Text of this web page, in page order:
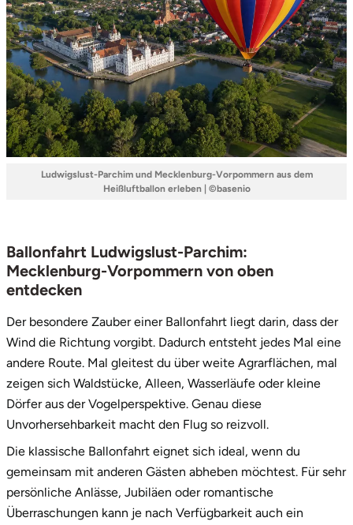
Ludwigslust-Parchim und Mecklenburg-Vorpommern aus dem
Heißluftballon erleben | ©basenio
Ballonfahrt Ludwigslust-Parchim:
Mecklenburg-Vorpommern von oben
entdecken
Der besondere Zauber einer Ballonfahrt liegt darin, dass der
Wind die Richtung vorgibt. Dadurch entsteht jedes Mal eine
andere Route. Mal gleitest du über weite Agrarflächen, mal
zeigen sich Waldstücke, Alleen, Wasserläufe oder kleine
Dörfer aus der Vogelperspektive. Genau diese
Unvorhersehbarkeit macht den Flug so reizvoll.
Die klassische Ballonfahrt eignet sich ideal, wenn du
gemeinsam mit anderen Gästen abheben möchtest. Für sehr
persönliche Anlässe, Jubiläen oder romantische
Überraschungen kann je nach Verfügbarkeit auch ein